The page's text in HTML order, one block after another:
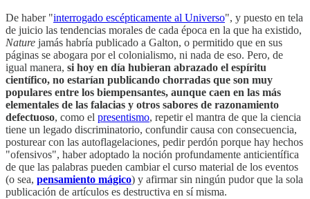
De haber "interrogado escépticamente al Universo", y puesto en tela
de juicio las tendencias morales de cada época en la que ha existido,
Nature jamás habría publicado a Galton, o permitido que en sus
páginas se abogara por el colonialismo, ni nada de eso. Pero, de
igual manera, si hoy en día hubieran abrazado el espíritu
científico, no estarían publicando chorradas que son muy
populares entre los biempensantes, aunque caen en las más
elementales de las falacias y otros sabores de razonamiento
defectuoso, como el presentismo, repetir el mantra de que la ciencia
tiene un legado discriminatorio, confundir causa con consecuencia,
posturear con las autoflagelaciones, pedir perdón porque hay hechos
"ofensivos", haber adoptado la noción profundamente anticientífica
de que las palabras pueden cambiar el curso material de los eventos
(o sea, pensamiento mágico) y afirmar sin ningún pudor que la sola
publicación de artículos es destructiva en sí misma.